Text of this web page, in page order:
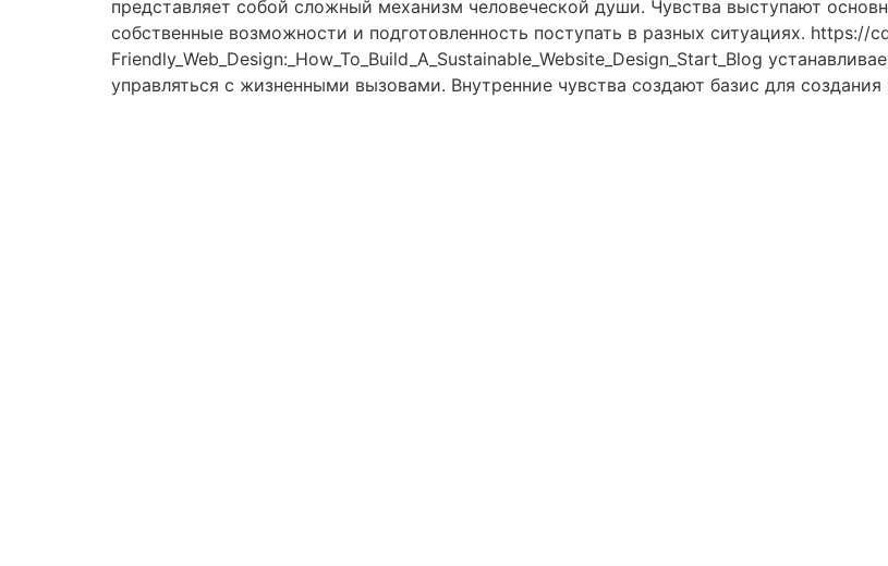
представляет собой сложный механизм человеческой души. Чувства выступают
собственные возможности и подготовленность поступать в разных ситуациях. https://
Friendly_Web_Design:_How_To_Build_A_Sustainable_Website_Design_Start_Blog
управляться с жизненными вызовами. Внутренние чувства создают базис для